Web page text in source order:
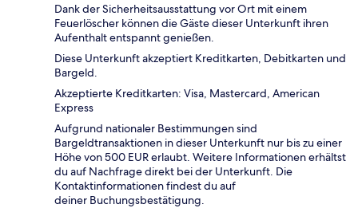
Dank der Sicherheitsausstattung vor Ort mit einem
Feuerlöscher können die Gäste dieser Unterkunft ihren
Aufenthalt entspannt genießen.
Diese Unterkunft akzeptiert Kreditkarten, Debitkarten und
Bargeld.
Akzeptierte Kreditkarten: Visa, Mastercard, American
Express
Aufgrund nationaler Bestimmungen sind
Bargeldtransaktionen in dieser Unterkunft nur bis zu einer
Höhe von 500 EUR erlaubt. Weitere Informationen erhältst
du auf Nachfrage direkt bei der Unterkunft. Die
Kontaktinformationen findest du auf
deiner Buchungsbestätigung.